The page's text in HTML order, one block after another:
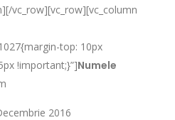
vc_row][vc_row][vc_column
top: 10px
!important;}”]Numele
2016